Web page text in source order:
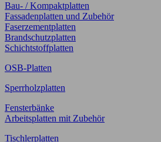
Bau- / Kompaktplatten
Fassadenplatten und Zubehör
Faserzementplatten
Brandschutzplatten
Schichtstoffplatten
OSB-Platten
Sperrholzplatten
Fensterbänke
Arbeitsplatten mit Zubehör
Tischlerplatten